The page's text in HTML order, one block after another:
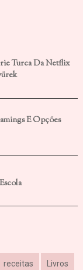
Turca Da Netflix
E Opções
receitas Livros